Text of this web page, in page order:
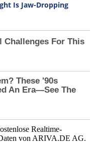
Realtime-
von ARIVA.DE AG.